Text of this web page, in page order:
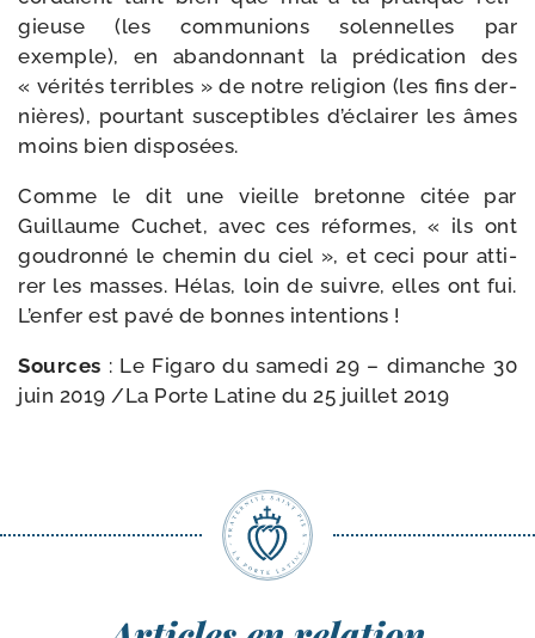
gieuse (les com­mu­nions solen­nelles par
exemple), en aban­don­nant la pré­di­ca­tion des
« véri­tés ter­ribles » de notre reli­gion (les fins der­
nières), pour­tant sus­cep­tibles d’éclairer les âmes
moins bien disposées.
Comme le dit une vieille bre­tonne citée par
Guillaume Cuchet, avec ces réformes, « ils ont
gou­dron­né le che­min du ciel », et ceci pour atti­
rer les masses. Hélas, loin de suivre, elles ont fui.
L’enfer est pavé de bonnes intentions !
Sources : Le Figaro du same­di 29 – dimanche 30
juin 2019 /​La Porte Latine du 25 juillet 2019